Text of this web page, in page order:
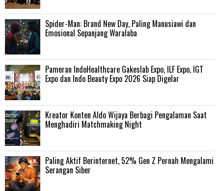
‎Spider-Man: Brand New Day, Paling Manusiawi dan
Emosional Sepanjang Waralaba
Pameran IndoHealthcare Gakeslab Expo, ILF Expo, IGT
Expo dan Indo Beauty Expo 2026 Siap Digelar
Kreator Konten Aldo Wijaya Berbagi Pengalaman Saat
Menghadiri Matchmaking Night
Paling Aktif Berinternet, 52% Gen Z Pernah Mengalami
Serangan Siber